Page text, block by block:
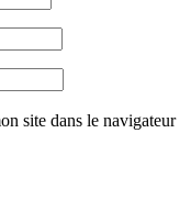
site dans le navigateur